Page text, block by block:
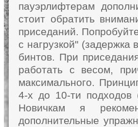
пауэрлифтерам
стоит обратить
приседаний.
с нагрузкой" (задержка
бинтов. При
работать с весом,
максимального.
4-х до 10-ти подходов
Новичкам я
дополнительные